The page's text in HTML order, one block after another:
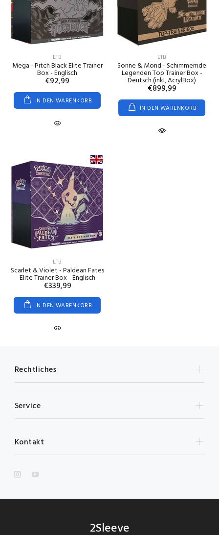
ETB
Mega - Pitch Black Elite Trainer
Box - Englisch
€92,99
IN DEN WARENKORB
ETB
Sonne & Mond - Schimmernde
Legenden Top Trainer Box -
Deutsch (inkl, AcrylBox)
€899,99
IN DEN WARENKORB
ETB
Scarlet & Violet - Paldean Fates
Elite Trainer Box - Englisch
€339,99
IN DEN WARENKORB
Rechtliches
Service
Kontakt
2Sleeve